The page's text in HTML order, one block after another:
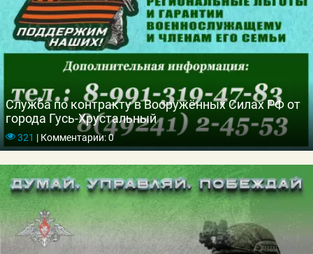
Служба по контракту в Вооружённых Силах РФ от
города Гусь-Хрустальный
321 |Комментарии: 0